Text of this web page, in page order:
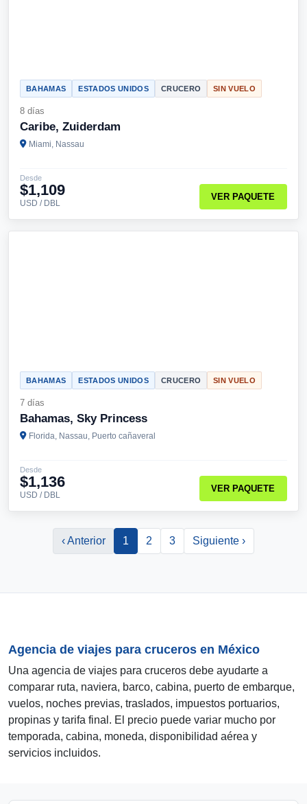
BAHAMAS ESTADOS UNIDOS CRUCERO SIN VUELO
8 días
Caribe, Zuiderdam
Miami, Nassau
Desde
$1,109
USD / DBL
VER PAQUETE
BAHAMAS ESTADOS UNIDOS CRUCERO SIN VUELO
7 días
Bahamas, Sky Princess
Florida, Nassau, Puerto cañaveral
Desde
$1,136
USD / DBL
VER PAQUETE
‹ Anterior 1 2 3 Siguiente ›
Agencia de viajes para cruceros en México
Una agencia de viajes para cruceros debe ayudarte a
comparar ruta, naviera, barco, cabina, puerto de embarque,
vuelos, noches previas, traslados, impuestos portuarios,
propinas y tarifa final. El precio puede variar mucho por
temporada, cabina, moneda, disponibilidad aérea y
servicios incluidos.